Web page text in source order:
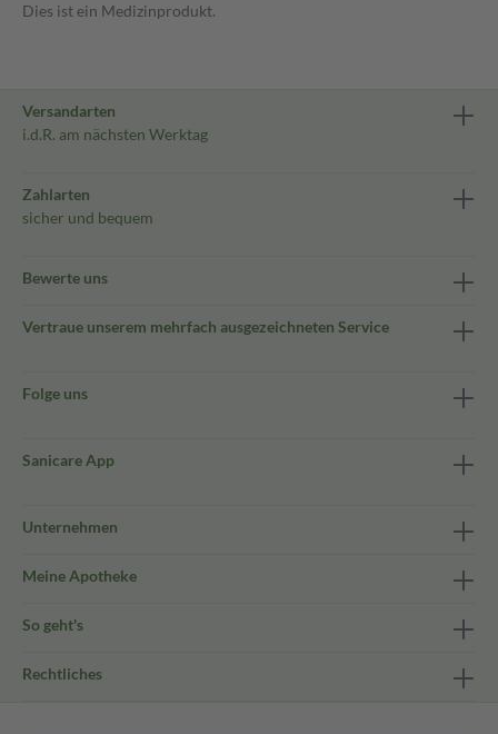
Dies ist ein Medizinprodukt.
Versandarten
i.d.R. am nächsten Werktag
Zahlarten
sicher und bequem
Bewerte uns
Vertraue unserem mehrfach ausgezeichneten Service
Folge uns
Sanicare App
Unternehmen
Meine Apotheke
So geht's
Rechtliches